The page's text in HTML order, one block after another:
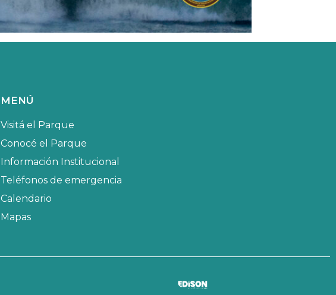
MENÚ
Visitá el Parque
Conocé el Parque
Información Institucional
Teléfonos de emergencia
Calendario
Mapas